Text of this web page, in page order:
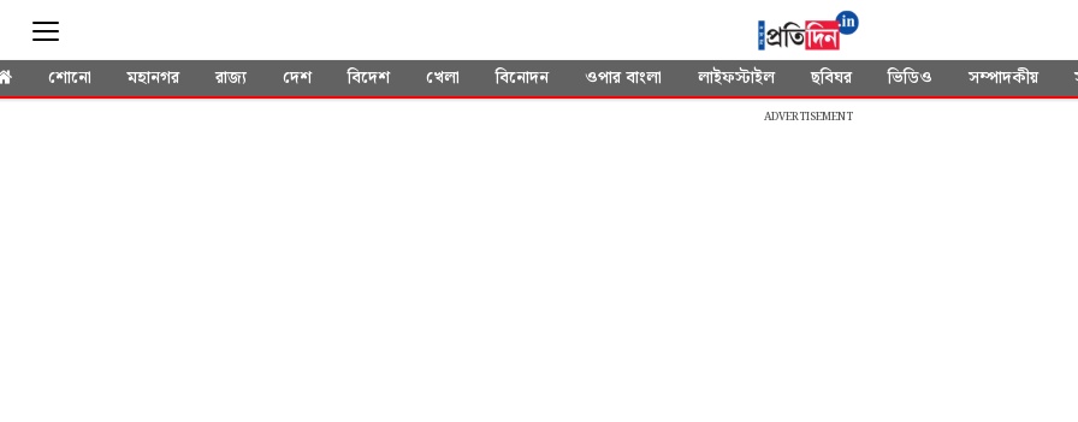
শোনো মহানগর রাজ্য দেশ বিদেশ খেলা বিনোদন ওপার বাংলা লাইফস্টাইল ছবিঘর ভিডিও সম্পাদকীয়
ADVERTISEMENT